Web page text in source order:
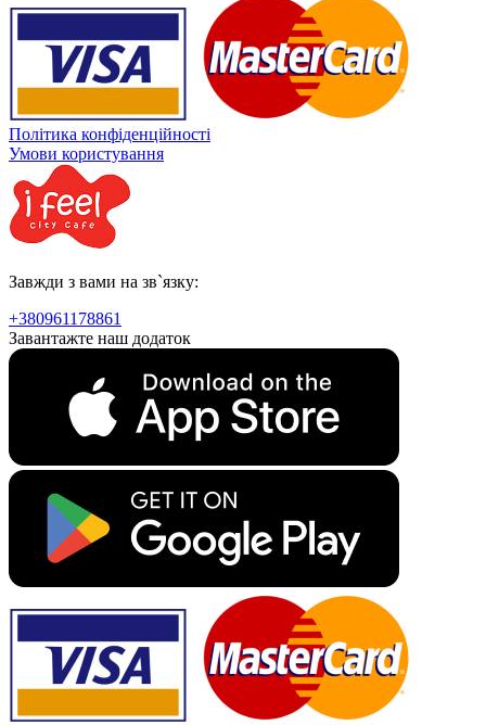
Політика конфіденційності
Умови користування
Завжди з вами на зв`язку:
+380961178861
Завантажте наш додаток